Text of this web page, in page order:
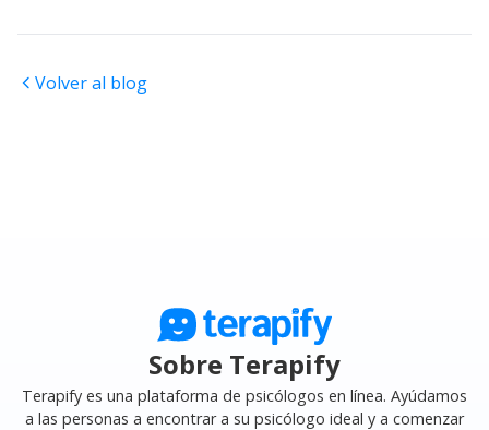
Volver al blog
Sobre Terapify
Terapify es una plataforma de psicólogos en línea. Ayúdamos
a las personas a encontrar a su psicólogo ideal y a comenzar